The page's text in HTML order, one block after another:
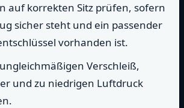
auf korrekten Sitz prüfen, sofern
sicher steht und ein passender
vorhanden ist.
Verschleiß,
und zu niedrigen Luftdruck